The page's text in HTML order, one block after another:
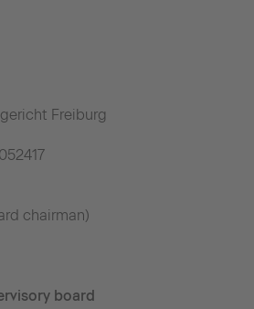
Freiburg
chairman)
board